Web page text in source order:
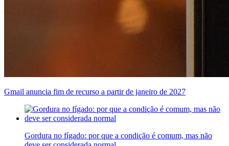
Gmail anuncia fim de recurso a partir de janeiro de 2027
Gordura no fígado: por que a condição é comum, mas não